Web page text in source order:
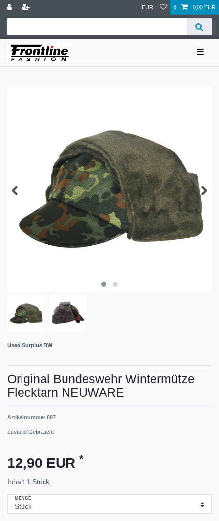
EUR 0 0,00 EUR
☰
Used Surplus BW
Original Bundeswehr Wintermütze
Flecktarn NEUWARE
Artikelnummer 897
Zustand Gebraucht
12,90 EUR *
Inhalt 1 Stück
MENGE